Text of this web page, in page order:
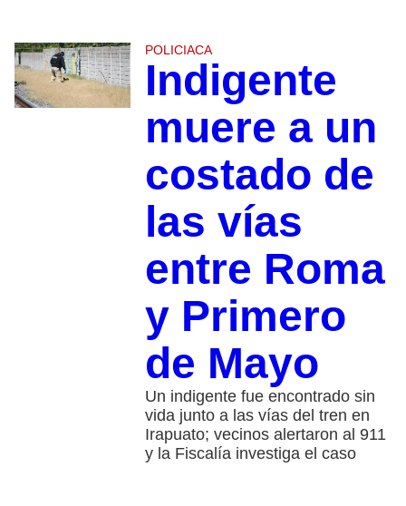
POLICIACA
Indigente
muere a un
costado de
las vías
entre Roma
y Primero
de Mayo
Un indigente fue encontrado sin
vida junto a las vías del tren en
Irapuato; vecinos alertaron al 911
y la Fiscalía investiga el caso